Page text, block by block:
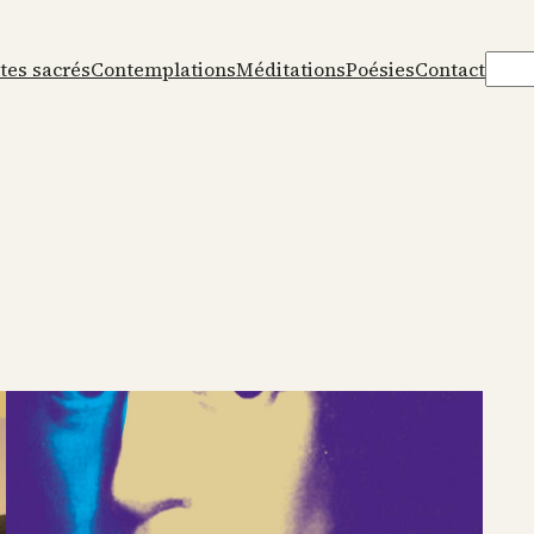
sacrésContemplationsMéditationsPoésiesContact